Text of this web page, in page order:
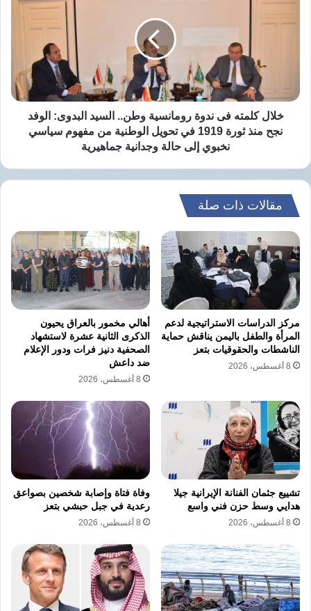
ندوة
الوفد
الوطنية
من
مفهوم
سياسي
نخبوي
إلى
حالة
وجدانية
جماهيرية
خلال كلمته فى ندوة رومانسية وطن.. السيد البدوى: الوفد
نجح منذ ثورة 1919 في تحويل الوطنية من مفهوم سياسي
نخبوي إلى حالة وجدانية جماهيرية
مقالات ذات صلة
مركز الدراسات الاستراتيجية لدعم
المرأة والطفل باليمن يناقش حماية
الناشطات والحقوقيات بتعز
8 أغسطس، 2026
أهالي مخمور بالعراق يحيون
الذكرى الثانية عشرة لاستشهاد
الصحفية دنيز فرات ودور الإعلام
ضد داعش
8 أغسطس، 2026
تشييع جثمان الفنانة الإيرانية جيلا
هدايي وسط حزن فني واسع
8 أغسطس، 2026
وفاة فتاة وإصابة شخصين بصواعق
رعدية في جبل حبشي بتعز
8 أغسطس، 2026